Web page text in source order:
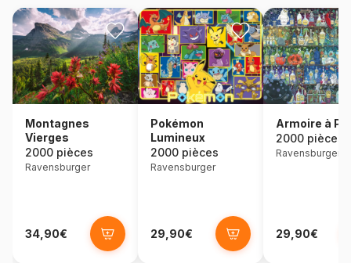
Montagnes
Vierges
2000 pièces
Ravensburger
34,90€
Pokémon
Lumineux
2000 pièces
Ravensburger
29,90€
Armoire à
2000 pièces
Ravensburger
29,90€